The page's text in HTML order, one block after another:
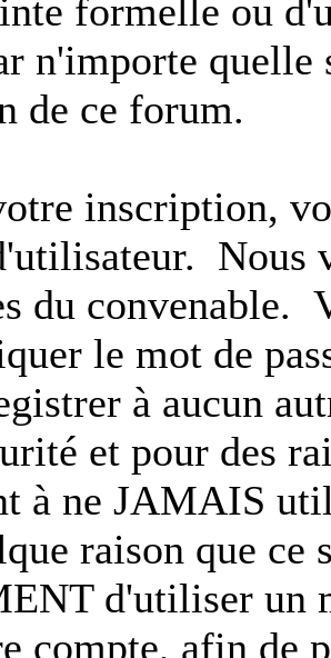
formelle ou
n'importe
de ce forum.
inscription,
Nous
du convenable.
le mot de
à aucun
et pour des
à ne JAMAIS
raison que
d'utiliser un
compte, afin de